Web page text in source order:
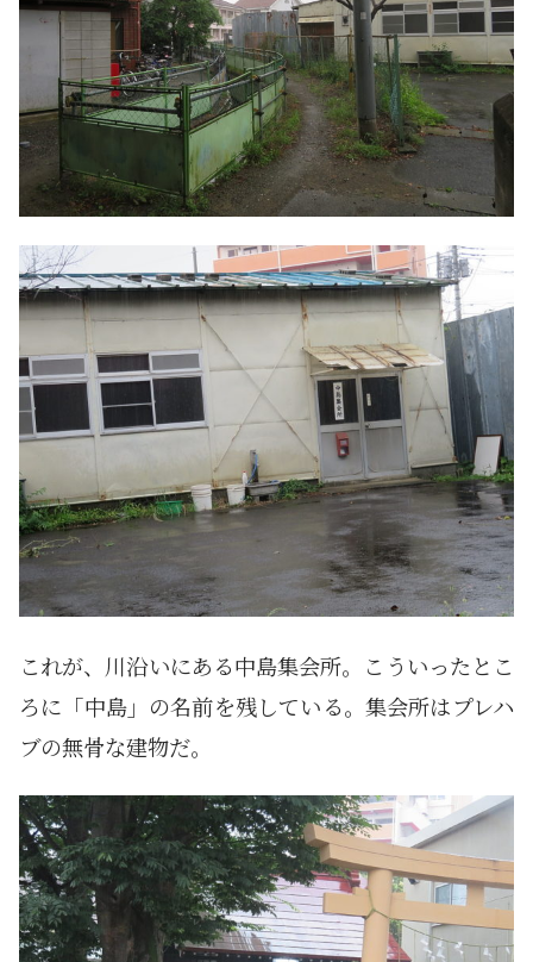
これが、川沿いにある中島集会所。こういったとこ
ろに「中島」の名前を残している。集会所はプレハ
ブの無骨な建物だ。